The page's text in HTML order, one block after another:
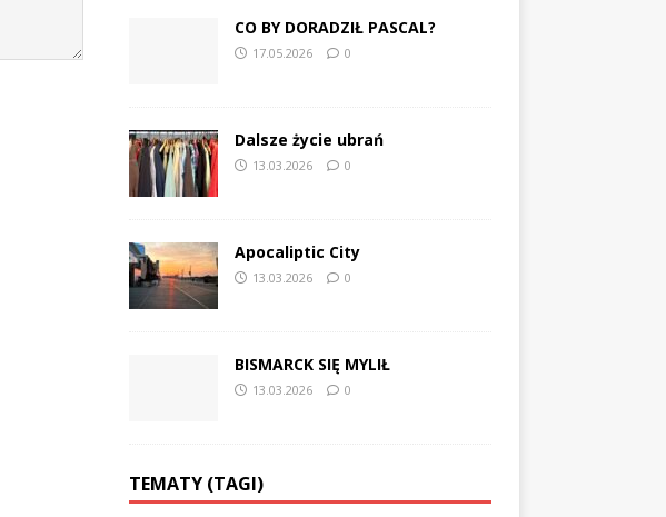
CO BY DORADZIŁ PASCAL?
17.05.2026 0
Dalsze życie ubrań
13.03.2026 0
Apocaliptic City
13.03.2026 0
BISMARCK SIĘ MYLIŁ
13.03.2026 0
TEMATY (TAGI)